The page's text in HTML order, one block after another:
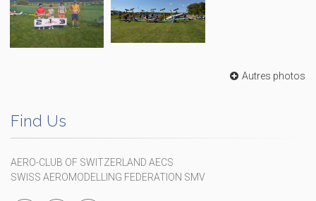
Autres photos
Find Us
AERO-CLUB OF SWITZERLAND AECS
SWISS AEROMODELLING FEDERATION SMV